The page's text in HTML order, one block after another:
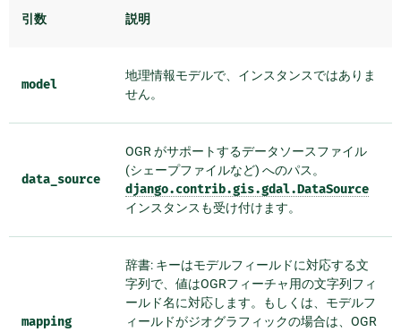
引数 説明
model
地理情報モデルで、インスタンスではありま
せん。
data_source
OGR がサポートするデータソースファイル
(シェープファイルなど) へのパス。
django.contrib.gis.gdal.DataSource
インスタンスも受け付けます。
mapping
辞書: キーはモデルフィールドに対応する文
字列で、値はOGRフィーチャ用の文字列フィ
ールド名に対応します。もしくは、モデルフ
ィールドがジオグラフィックの場合は、OGR